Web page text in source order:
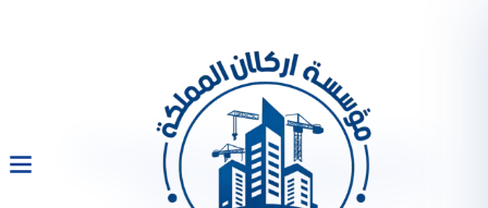
شركة عزل اسطح بالقويعية
0533334179 عوازل فوم